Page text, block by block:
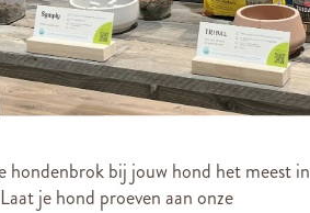
hondenbrok bij jouw hond het meest in
je hond proeven aan onze